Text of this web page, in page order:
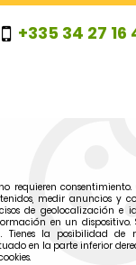
+335 34 27 16
requieren consentimiento.
medir anuncios y
de geolocalización e
en un dispositivo.
Tienes la posibilidad de
en la parte inferior